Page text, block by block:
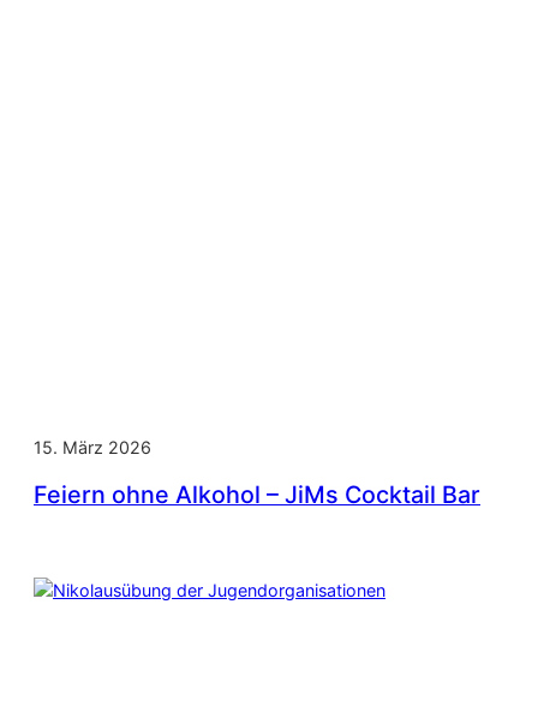
15. März 2026
Feiern ohne Alkohol – JiMs Cocktail Bar